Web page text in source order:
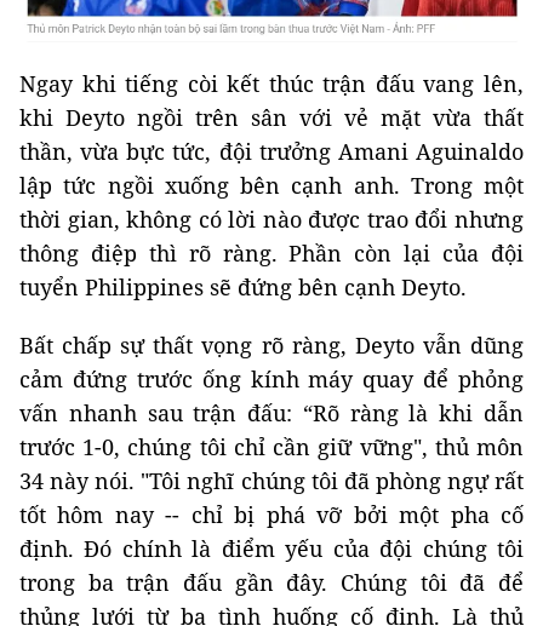
Ngay khi tiếng còi kết thúc trận đấu vang lên,
khi Deyto ngồi trên sân với vẻ mặt vừa thất
thần, vừa bực tức, đội trưởng Amani Aguinaldo
lập tức ngồi xuống bên cạnh anh. Trong một
thời gian, không có lời nào được trao đổi nhưng
thông điệp thì rõ ràng. Phần còn lại của đội
tuyển Philippines sẽ đứng bên cạnh Deyto.
Bất chấp sự thất vọng rõ ràng, Deyto vẫn dũng
cảm đứng trước ống kính máy quay để phỏng
vấn nhanh sau trận đấu: “Rõ ràng là khi dẫn
trước 1-0, chúng tôi chỉ cần giữ vững", thủ môn
34 này nói. "Tôi nghĩ chúng tôi đã phòng ngự rất
tốt hôm nay -- chỉ bị phá vỡ bởi một pha cố
định. Đó chính là điểm yếu của đội chúng tôi
trong ba trận đấu gần đây. Chúng tôi đã để
thủng lưới từ ba tình huống cố định. Là thủ